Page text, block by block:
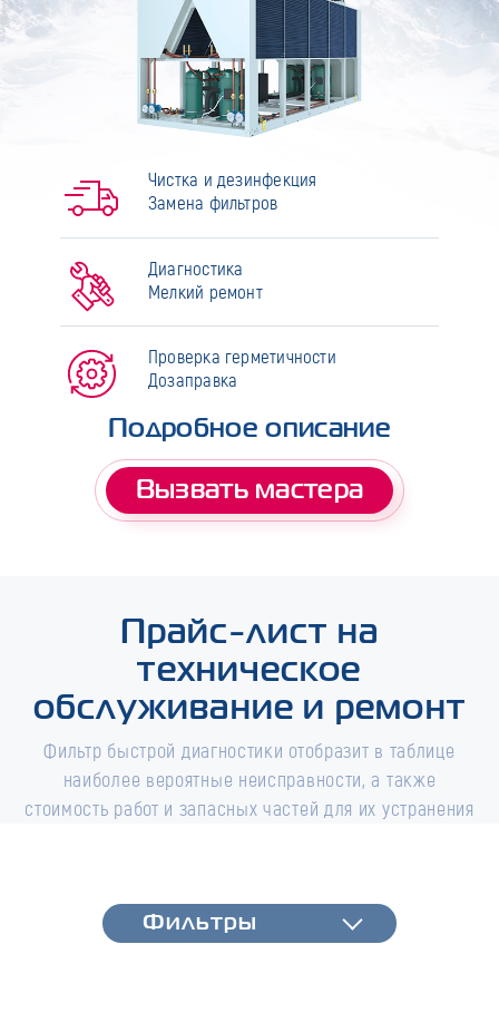
Чистка и дезинфекция
Замена фильтров
Диагностика
Мелкий ремонт
Проверка герметичности
Дозаправка
Подробное описание
Вызвать мастера
Прайс-лист на
техническое
обслуживание и ремонт
Фильтр быстрой диагностики отобразит в таблице
наиболее вероятные неисправности, а также
стоимость работ и запасных частей для их устранения
Фильтры
Фильтры